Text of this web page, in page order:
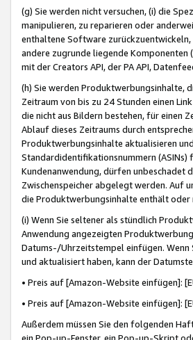
(g) Sie werden nicht versuchen, (i) die
manipulieren, zu reparieren oder
enthaltene Software
andere zugrunde liegende
mit der Creators API, der PA API,
(h) Sie werden Produktwerbungsinhalte,
Zeitraum von bis zu 24 Stunden einen
die nicht aus Bildern bestehen, für einen
Ablauf dieses Zeitraums durch
Produktwerbungsinhalte aktualisieren
Standardidentifikationsnummern (ASINs)
Kundenanwendung, dürfen unbeschadet
Zwischenspeicher abgelegt werden. Auf
die Produktwerbungsinhalte enthält oder
(i) Wenn Sie seltener als stündlich
Anwendung angezeigten
Datums-/Uhrzeitstempel einfügen. Wenn
und aktualisiert haben, kann der
• Preis auf [Amazon-Website einfügen]:
• Preis auf [Amazon-Website einfügen]:
Außerdem müssen Sie den folgenden
ein Pop-up-Fenster, ein Pop-up-Skript